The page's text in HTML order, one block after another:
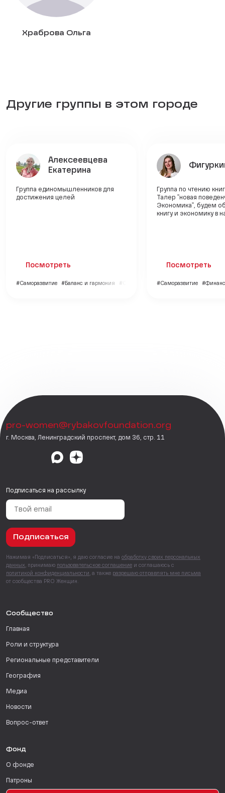
Храброва Ольга
Другие группы в этом городе
Алексеевцева
Екатерина
Группа единомышленников для
достижения целей
Посмотреть
#Саморазвитие #Баланс и гармония #Образование
Группа по чтению
Талер "новая
Экономика", будем
книгу и экономику в
Посмотреть
#Саморазвитие
pro-women@rybakovfoundation.org
г. Москва, Ленинградский проспект, дом 36, стр. 11
Подписаться на рассылку
Подписаться
Нажимая «Подписаться», я даю согласие на обработку своих персональных
данных , принимаю пользовательское соглашение и соглашаюсь с
политикой конфиденциальности , а также разрешаю отправлять мне письма
от сообщества PRO Женщин.
Сообщество
Главная
Роли и структура
Региональные представители
География
Медиа
Новости
Вопрос-ответ
Фонд
О фонде
Патроны